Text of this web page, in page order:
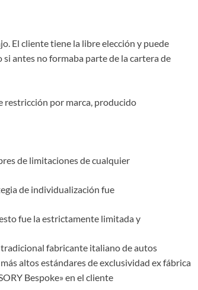
El cliente tiene la libre elección y puede
antes no formaba parte de la cartera de
restricción por marca, producido
de limitaciones de cualquier
de individualización fue
fue la estrictamente limitada y
fabricante italiano de autos
altos estándares de exclusividad ex fábrica
Bespoke» en el cliente